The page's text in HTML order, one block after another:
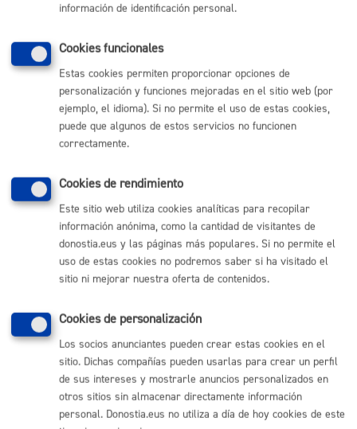
Participación Ciudadana
Vivienda
Comunícate con el Ayuntamiento de Donostia / San
Sebastián
010(gratuito desde Donostia / San Sebastián)
(+34) 943 481 000
Buzón de la ciudadanía
Informar de un error en la web
Ofertas de empleo
Perfil del contratante
Sede electrónica
Mapas - GeoDonostia
Sala de prensa
Mapa web
información de identificación personal.
Cookies funcionales
Estas cookies permiten proporcionar opciones de
personalización y funciones mejoradas en el sitio web (por
ejemplo, el idioma). Si no permite el uso de estas cookies,
puede que algunos de estos servicios no funcionen
correctamente.
Cookies de rendimiento
Este sitio web utiliza cookies analíticas para recopilar
información anónima, como la cantidad de visitantes de
donostia.eus y las páginas más populares. Si no permite el
uso de estas cookies no podremos saber si ha visitado el
sitio ni mejorar nuestra oferta de contenidos.
Cookies de personalización
Los socios anunciantes pueden crear estas cookies en el
sitio. Dichas compañías pueden usarlas para crear un perfil
de sus intereses y mostrarle anuncios personalizados en
otros sitios sin almacenar directamente información
personal. Donostia.eus no utiliza a día de hoy cookies de este